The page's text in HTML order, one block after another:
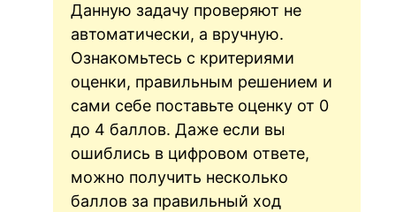
Данную задачу проверяют не
автоматически, а вручную.
Ознакомьтесь с критериями
оценки, правильным решением и
сами себе поставьте оценку от 0
до 4 баллов. Даже если вы
ошиблись в цифровом ответе,
можно получить несколько
баллов за правильный ход